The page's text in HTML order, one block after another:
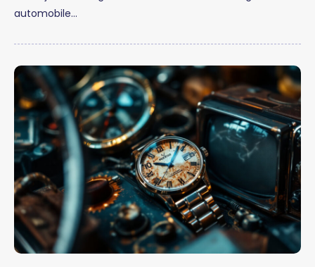
automobile…